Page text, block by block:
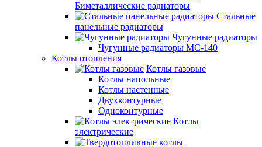
Биметаллические радиаторы
Стальные
панельные радиаторы
Чугунные радиаторы
Чугунные радиаторы МС-140
Котлы отопления
Котлы газовые
Котлы напольные
Котлы настенные
Двухконтурные
Одноконтурные
Котлы
электрические